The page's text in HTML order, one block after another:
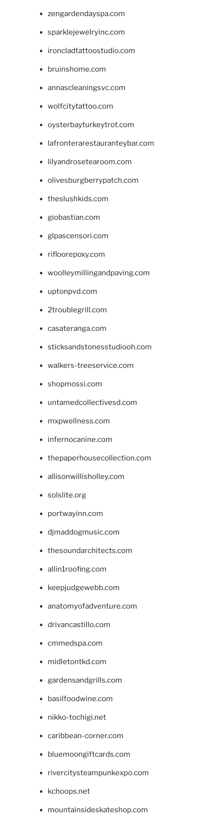
zengardendayspa.com
sparklejewelryinc.com
ironcladtattoostudio.com
bruinshome.com
annascleaningsvc.com
wolfcitytattoo.com
oysterbayturkeytrot.com
lafronterarestauranteybar.com
lilyandrosetearoom.com
olivesburgberrypatch.com
theslushkids.com
giobastian.com
glpascensori.com
rifloorepoxy.com
woolleymillingandpaving.com
uptonpvd.com
2troublegrill.com
casateranga.com
sticksandstonesstudiooh.com
walkers-treeservice.com
shopmossi.com
untamedcollectivesd.com
mxpwellness.com
infernocanine.com
thepaperhousecollection.com
allisonwillisholley.com
solslite.org
portwayinn.com
djmaddogmusic.com
thesoundarchitects.com
allin1roofing.com
keepjudgewebb.com
anatomyofadventure.com
drivancastillo.com
cmmedspa.com
midletontkd.com
gardensandgrills.com
basilfoodwine.com
nikko-tochigi.net
caribbean-corner.com
bluemoongiftcards.com
rivercitysteampunkexpo.com
kchoops.net
mountainsideskateshop.com